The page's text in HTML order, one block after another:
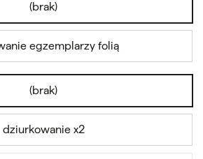
(brak)
egzemplarzy folią
(brak)
dziurkowanie x2